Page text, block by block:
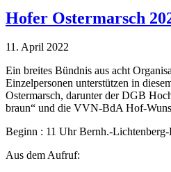
Hofer Ostermarsch
11. April 2022
Ein breites Bündnis aus acht
Einzelpersonen unterstützen in
Ostermarsch, darunter der DGB
braun“ und die VVN-BdA Hof-
Beginn : 11 Uhr Bernh.-
Aus dem Aufruf: